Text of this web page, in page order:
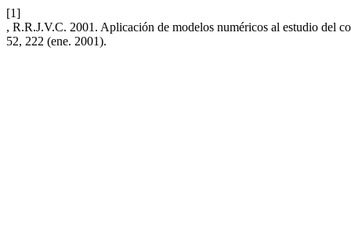
[1]
, R.R.J.V.C. 2001. Aplicación de modelos numéricos al estudio del
52, 222 (ene. 2001).